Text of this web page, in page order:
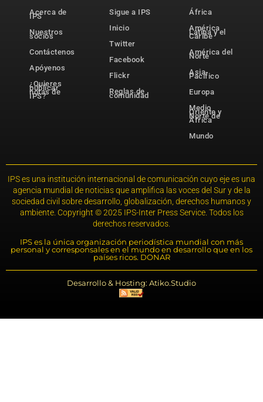
Acerca de
IPS
Nuestros
socios
Contáctenos
Apóyenos
¿Quieres
publicar
notas de
IPS?
Sigue a IPS
Inicio
Twitter
Facebook
Flickr
Reglas de
comunidad
África
América
Latina y el
Caribe
América del
Norte
Asia-
Pacífico
Europa
Medio
Oriente y
Norte de
África
Mundo
IPS es una institución internacional de comunicación cuyo eje es una
agencia mundial de noticias que amplifica las voces del Sur y de la
sociedad civil sobre desarrollo, globalización, derechos humanos y
ambiente. Copyright © 2025 IPS-Inter Press Service. Todos los
derechos reservados.
IPS es la única organización periodística mundial con más
personal y corresponsales en el mundo en desarrollo que en los
países ricos. DONAR
Desarrollo & Hosting: Atiko.Studio